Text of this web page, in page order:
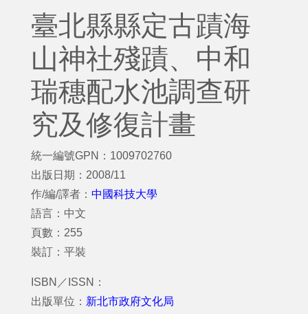
臺北縣縣定古蹟海
山神社殘蹟、中和
瑞穗配水池調查研
究及修復計畫
統一編號GPN：1009702760
出版日期：2008/11
作/編/譯者： 中國科技大學
語言：中文
頁數：255
裝訂：平裝
ISBN／ISSN：
出版單位： 新北市政府文化局